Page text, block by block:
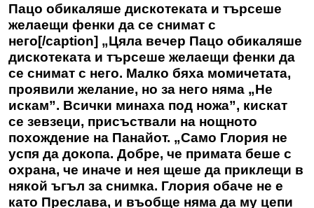
Пацо обикаляше дискотеката и търсеше
желаещи фенки да се снимат с
него[/caption] „Цяла вечер Пацо обикаляше
дискотеката и търсеше желаещи фенки да
се снимат с него. Малко бяха момичетата,
проявили желание, но за него няма „Не
искам”. Всички минаха под ножа”, кискат
се зевзеци, присъствали на нощното
похождение на Панайот. „Само Глория не
успя да докопа. Добре, че примата беше с
охрана, че иначе и нея щеше да приклещи в
някой ъгъл за снимка. Глория обаче не е
като Преслава, и въобще няма да му цепи